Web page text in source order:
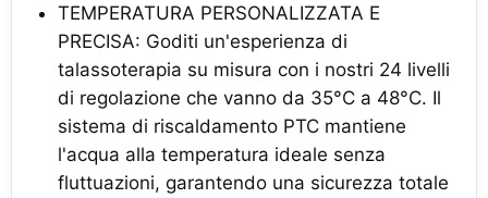
TEMPERATURA PERSONALIZZATA E
PRECISA: Goditi un'esperienza di
talassoterapia su misura con i nostri 24 livelli
di regolazione che vanno da 35°C a 48°C. Il
sistema di riscaldamento PTC mantiene
l'acqua alla temperatura ideale senza
fluttuazioni, garantendo una sicurezza totale